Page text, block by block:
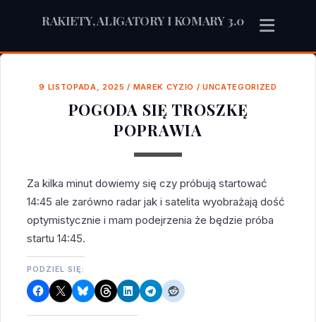
RAKIETY, ALIGATORY I KOMARY 3.0
9 LISTOPADA, 2025 / MAREK CYZIO / UNCATEGORIZED
POGODA SIĘ TROSZKĘ
POPRAWIA
Za kilka minut dowiemy się czy próbują startować
14:45 ale zarówno radar jak i satelita wyobrażają dość
optymistycznie i mam podejrzenia że będzie próba
startu 14:45.
PODZIEL SIĘ: